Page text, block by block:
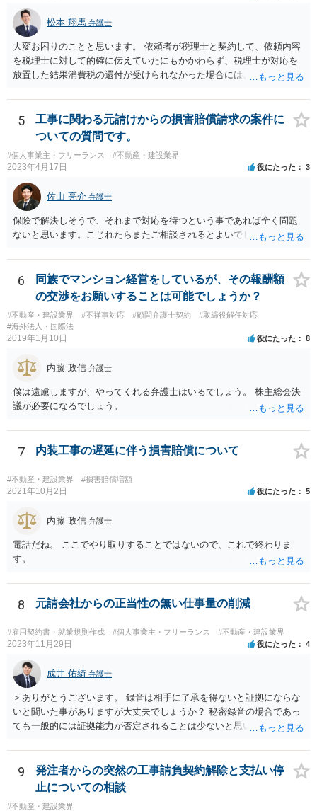
が施主に対して紹介料支払いを前提とする言動をしていたかどうか な
どです（これに限られません。）。 弁護士に相談のうえ、詳細な事実
関係を説明して見通しを立て、相手方建築業者に対する請求を行なっ
ていくことになると思います。
松本 翔馬 弁護士
大変お困りのことと思います。 依頼者が税理士と契約して、依頼内容
を税理士に対して的確に伝えていたにもかかわらず、税理士が対応を
放置した結果消費税の還付が受けられなかった場合には、賠償請求で
あるか否かという問題 ②税理士本人が税務業務をしていなかったとい
う税理士職務の妥当性の問題 ③クライアントが誤って簡易課税届出書
を提出していたところ、税理士が課税方式の確認をしなかった問題 と
いう課題があります。 ①については、 税理士が責任を持つのは契約に
明記された委任事務に限定されるのが原則です。 サービスとして委任
事務外の税務相談に応じた結果、その責任を負う場合もゼロではあり
ませんが、責任追及するハードルはかなり上がります。 ②について
は、 実際上、税理士事務所では事務員が顧客対応することが多いと聞
きます。 そのため、メールに税理士が参加していないことや直接面談
していないことをもって賠償請求の理由とすることは現実問題として
は難しい可能性があります。 ③については、 税理士が、契約上の委任
事務外の税務相談をサービスで実施していた場合は、税理士側から積
極的に課税方式を確認しなければならないという程度の注意義務は認
められにくいのではないかと思います。 もっとも、顧問契約締結当初
から本件法人設立の相談についても依頼しており委任事務に含まれて
いたと主張できる事情がある場合には、上記より幾分有利に進められ
るかと思います。 より詳細な検討は、個別に法律事務所に問い合わせ
て法律相談されるとよいでしょう。
5
工事に関わる元請けからの損害賠償請求の案件に
ついての質問です。
#個人事業主・フリーランス #不動産・建設業界
2023年4月17日 役にたった 3
佐山 亮介 弁護士
保険で解決しそうで、それまで対応を待つという事であれば全く問題
ないと思います。こじれたらまたご相談されるとよいでしょう。
6
同族でマンション経営をしているが、その報酬額
の交渉をお願いすることは可能でしょうか？
#不動産・建設業界 #不祥事対応 #顧問弁護士契約
#取締役解任対応
#海外法人・国際法
2019年1月10日 役にたった 8
内藤 政信 弁護士
僕は遠慮しますが、やってくれる弁護士はいるでしょう。 株主総会決
議が必要になるでしょう。
7 内装工事の遅延に伴う損害賠償について
#不動産・建設業界 #損害賠償増額
2021年10月2日 役にたった 5
内藤 政信 弁護士
電話だね。 ここでやり取りすることではないので、これで終わりま
す。
8 元請会社からの正当性の無い仕事量の削減
#雇用契約書・就業規則作成 #個人事業主・フリーランス #不動産・建設業界
2023年11月29日 役にたった 4
成井 佑綺 弁護士
＞ありがとうございます。 録音は相手に了承を得ないと証拠にならな
いと聞いた事がありますが大丈夫でしょうか？ 秘密録音の場合であっ
ても一般的には証拠能力が否定されることは少ないと思いますが、も
がないとは言い切れません。 秘密録音をなさる場合にはこのようなリ
スクも踏まえご自身の責任でご対応ください。
9
発注者からの突然の工事請負契約解除と支払い停
止についての相談
#不動産・建設業界